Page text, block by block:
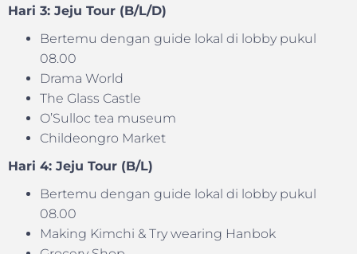
Hari 3: Jeju Tour (B/L/D)
Bertemu dengan guide lokal di lobby pukul
08.00
Drama World
The Glass Castle
O’Sulloc tea museum
Childeongro Market
Hari 4: Jeju Tour (B/L)
Bertemu dengan guide lokal di lobby pukul
08.00
Making Kimchi & Try wearing Hanbok